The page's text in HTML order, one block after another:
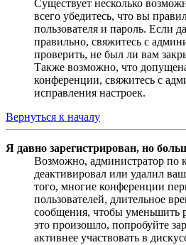
Существует несколько
всего убедитесь, что вы
пользователя и пароль. Если
правильно, свяжитесь с
проверить, не был ли вам
Также возможно, что
конференции, свяжитесь с
исправления настроек.
Вернуться к началу
Я давно зарегистрирован, но
Возможно, администратор по
деактивировал или удалил
того, многие конференции
пользователей, длительное
сообщения, чтобы уменьшить
это произошло, попробуйте
активнее участвовать в